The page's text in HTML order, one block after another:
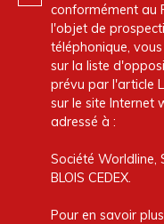
conformément au
l'objet de
téléphonique,
sur la liste
prévu par l'article
sur le site Internet
adressé à :
Société Worldline,
BLOIS CEDEX.
Pour en savoir